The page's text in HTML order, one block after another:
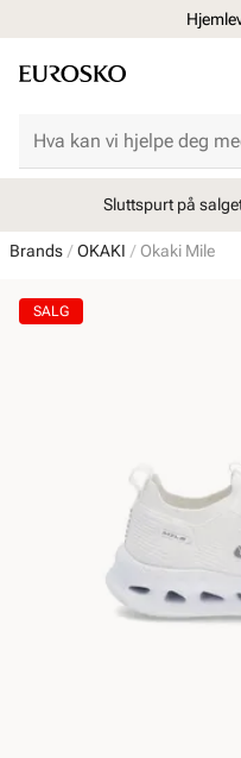
Sluttspurt på
Brands OKAKI Okaki Mile
SALG